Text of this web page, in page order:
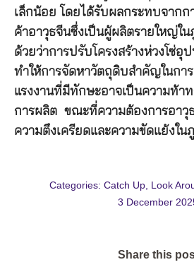
เล็กน้อย โดยได้รับผลกระทบจาก
ค้าอาวุธจีนซึ่งเป็นผู้ผลิตรายใหญ่ใน
ด้วยว่าการปรับโครงสร้างห่วงโซ่
ทำให้การจัดหาวัตถุดิบสำคัญในกา
แรงงานที่มีทักษะอาจเป็นความท้า
การผลิต ขณะที่ความต้องการอาวุ
ความตึงเครียดและความขัดแย้งใน
Categories: Catch Up, Look
3 December
Share this